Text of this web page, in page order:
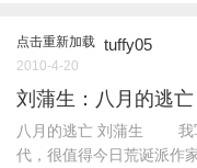
点击重新加载 tuffy05
2010-4-20
刘蒲生：八月的逃亡
八月的逃亡 刘蒲生 我
代，很值得今日荒诞派作家